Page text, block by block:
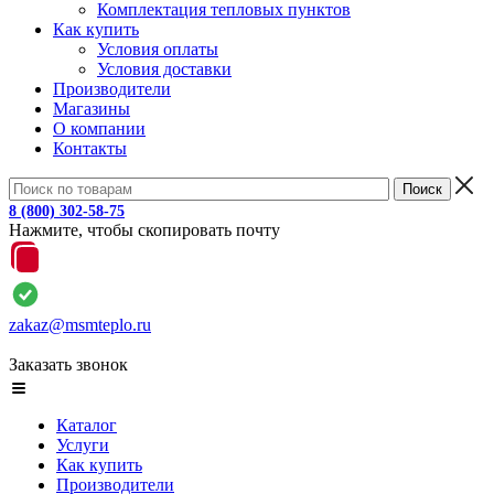
Комплектация тепловых пунктов
Как купить
Условия оплаты
Условия доставки
Производители
Магазины
О компании
Контакты
8 (800) 302-58-75
Нажмите, чтобы скопировать почту
zakaz@msmteplo.ru
Заказать звонок
Каталог
Услуги
Как купить
Производители